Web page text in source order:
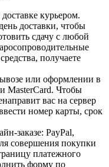
курьером.
доставки, чтобы
сдачу с любой
получаете
или оформлении в
MasterCard. Чтобы
вас на сервер
номер карты, срок
заказе: PayPal,
совершения покупки
платежного
форму по